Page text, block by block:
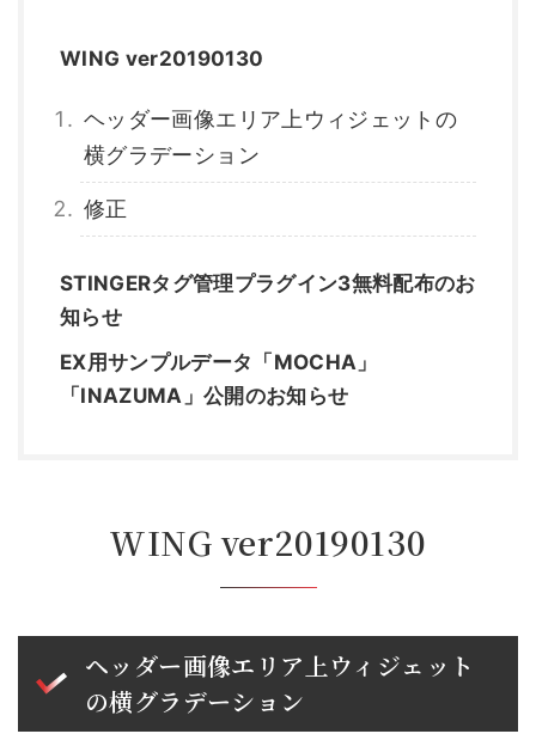
WING ver20190130
ヘッダー画像エリア上ウィジェットの
横グラデーション
修正
STINGERタグ管理プラグイン3無料配布のお
知らせ
EX用サンプルデータ「MOCHA」
「INAZUMA」公開のお知らせ
WING ver20190130
ヘッダー画像エリア上ウィジェット
の横グラデーション